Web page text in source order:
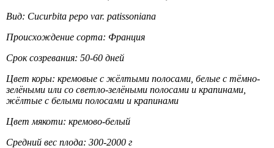
Вид: Cucurbita pepo var. patissoniana
Происхождение сорта: Франция
Срок созревания: 50-60 дней
Цвет коры: кремовые с жёлтыми полосами, белые с тёмно-
зелёными или со светло-зелёными полосами и крапинами,
жёлтые с белыми полосами и крапинами
Цвет мякоти: кремово-белый
Средний вес плода: 300-2000 г